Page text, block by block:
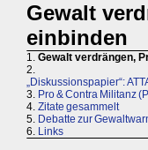
Gewalt
einbinden
1. Gewalt verdrängen,
2.
„Diskussionspapier“:
3. Pro & Contra Militanz
4. Zitate gesammelt
5. Debatte zur
6. Links